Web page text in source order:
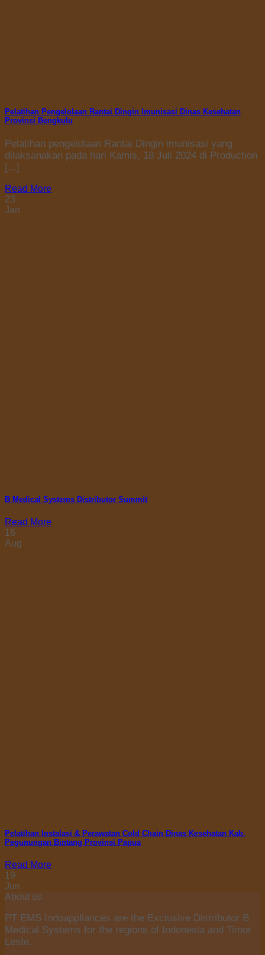
Pelatihan Pengelolaan Rantai Dingin Imunisasi Dinas Kesehatan
Provinsi Bengkulu
Pelatihan pengelolaan Rantai Dingin imunisasi yang
dilaksanakan pada hari Kamis, 18 Juli 2024 di Production
[...]
Read More
23
Jan
B Medical Systems Distributor Summit
Read More
16
Aug
Pelatihan Instalasi & Perawatan Cold Chain Dinas Kesehatan Kab.
Pegunungan Bintang Provinsi Papua
Read More
19
Jun
About us
PT EMS Indoappliances are the Exclusive Distributor B
Medical Systems for the regions of Indonesia and Timor
Leste.